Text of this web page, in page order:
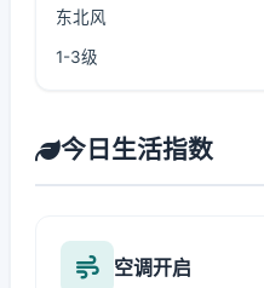
东北风
1-3级
今日生活指数
空调开启